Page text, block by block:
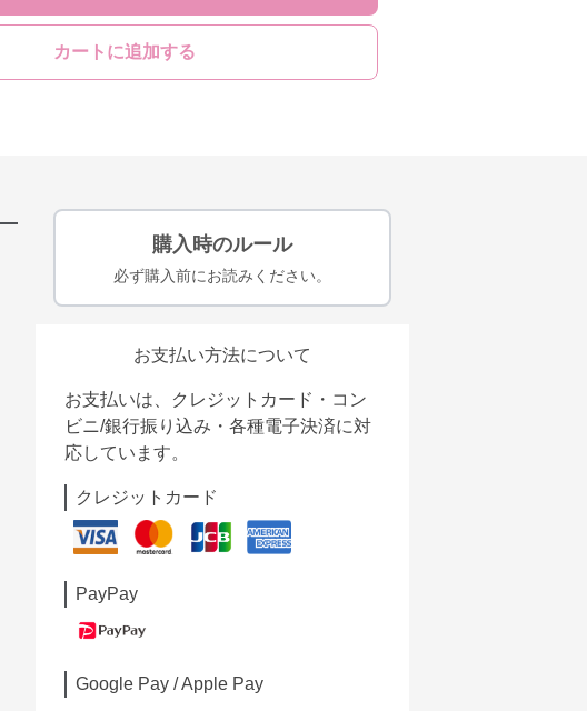
カートに追加する
購入時のルール
必ず購入前にお読みください。
お支払い方法について
お支払いは、クレジットカード・コン
ビニ/銀行振り込み・各種電子決済に対
応しています。
クレジットカード
PayPay
Google Pay / Apple Pay